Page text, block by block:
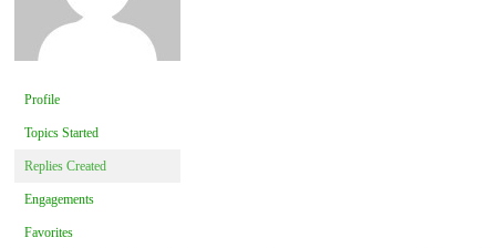
Profile
Topics Started
Replies Created
Engagements
Favorites